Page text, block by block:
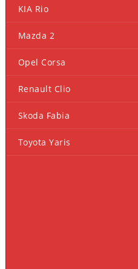
KIA Rio
Mazda 2
Opel Corsa
Renault Clio
Skoda Fabia
Toyota Yaris